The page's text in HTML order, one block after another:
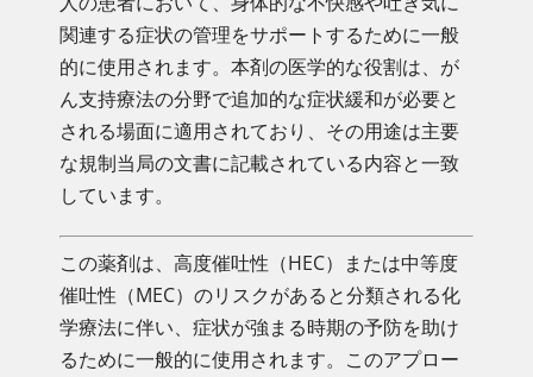
関連する症状の管理をサポートするために一般
的に使用されます。本剤の医学的な役割は、が
ん支持療法の分野で追加的な症状緩和が必要と
される場面に適用されており、その用途は主要
な規制当局の文書に記載されている内容と一致
しています。
この薬剤は、高度催吐性（HEC）または中等度
催吐性（MEC）のリスクがあると分類される化
学療法に伴い、症状が強まる時期の予防を助け
るために一般的に使用されます。このアプロー